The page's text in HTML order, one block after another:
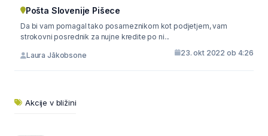
Pošta Slovenije Pišece
Da bi vam pomagal tako posameznikom kot podjetjem, vam
strokovni posrednik za nujne kredite po ni...
Laura Jākobsone 23. okt 2022 ob 4:26
Akcije v bližini